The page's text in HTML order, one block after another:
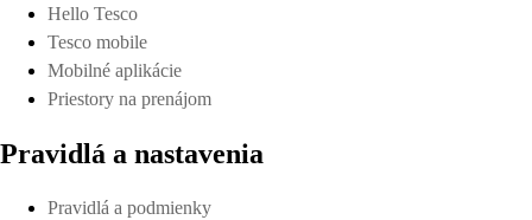
Hello Tesco
Tesco mobile
Mobilné aplikácie
Priestory na prenájom
Pravidlá a nastavenia
Pravidlá a podmienky